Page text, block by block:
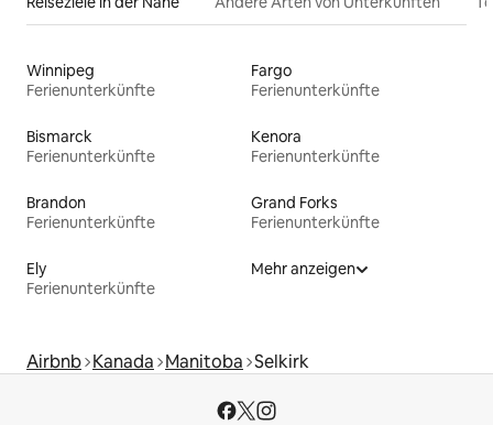
Winnipeg
Ferienunterkünfte
Fargo
Ferienunterkünfte
Bismarck
Ferienunterkünfte
Kenora
Ferienunterkünfte
Brandon
Ferienunterkünfte
Grand Forks
Ferienunterkünfte
Ely
Ferienunterkünfte
Mehr anzeigen
Airbnb Kanada Manitoba Selkirk